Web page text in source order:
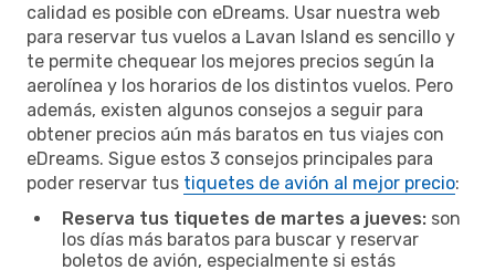
calidad es posible con eDreams. Usar nuestra web
para reservar tus vuelos a Lavan Island es sencillo y
te permite chequear los mejores precios según la
aerolínea y los horarios de los distintos vuelos. Pero
además, existen algunos consejos a seguir para
obtener precios aún más baratos en tus viajes con
eDreams. Sigue estos 3 consejos principales para
poder reservar tus tiquetes de avión al mejor precio:
Reserva tus tiquetes de martes a jueves: son
los días más baratos para buscar y reservar
boletos de avión, especialmente si estás